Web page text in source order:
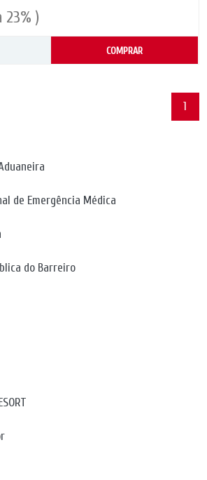
23% )
COMPRAR
1
de Emergência Médica
do Barreiro